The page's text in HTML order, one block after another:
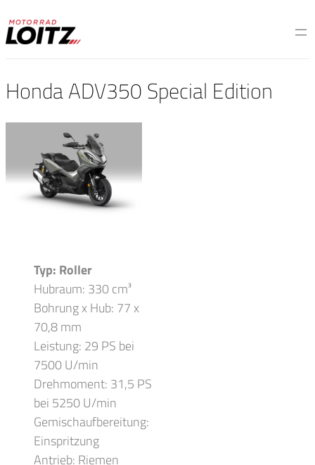
Honda ADV350 Special Edition
Typ: Roller
Hubraum: 330 cm³
Bohrung x Hub: 77 x
70,8 mm
Leistung: 29 PS bei
7500 U/min
Drehmoment: 31,5 PS
bei 5250 U/min
Gemischaufbereitung:
Einspritzung
Antrieb: Riemen